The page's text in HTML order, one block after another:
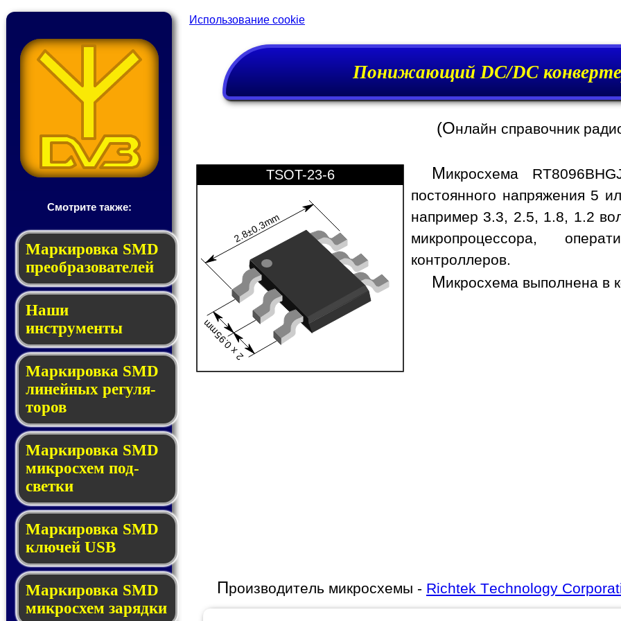
Смотрите также:
Мар­ки­ров­ка SMD
пре­об­ра­зо­ва­те­лей
Наши
инструменты
Маркировка SMD
ли­ней­ных ре­гу­ля­
то­ров
Маркировка SMD
мик­ро­схем под­
свет­ки
Маркировка SMD
клю­чей USB
Маркировка SMD
мик­рос­хем за­ряд­ки
Использование cookie
Понижающий DC/DC
(Онлайн справочник
2.8±0.3mm
2 x 0.95mm
TSOT-23-6 Микросхема
постоянного напряжения 5
например 3.3, 2.5, 1.8, 1.2
микропроцессора,
контроллеров.
Микросхема выполнена в
Производитель микросхемы - Richtek Technology